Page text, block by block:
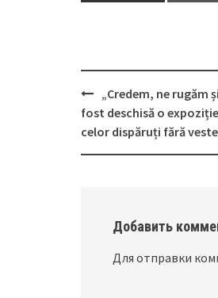
Post
navigation
„Credem, ne rugăm
fost deschisă o
celor dispăruți fără veste
Добавить
Для отправки